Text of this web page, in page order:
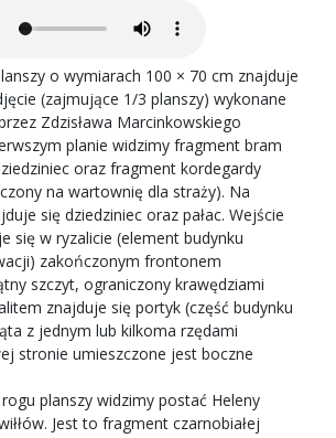
o wymiarach 100 × 70 cm znajduje
(zajmujące 1/3 planszy) wykonane
Zdzisława Marcinkowskiego
planie widzimy fragment bram
oraz fragment kordegardy
na wartownię dla straży). Na
się dziedziniec oraz pałac. Wejście
się w ryzalicie (element budynku
zakończonym frontonem
szczyt, ograniczony krawędziami
znajduje się portyk (część budynku
z jednym lub kilkoma rzędami
stronie umieszczone jest boczne
planszy widzimy postać Heleny
Jest to fragment czarnobiałej